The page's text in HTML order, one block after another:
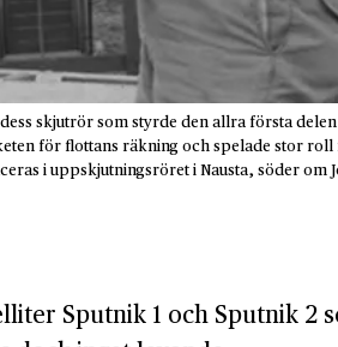
skjutrör som styrde den allra första
för flottans räkning och spelade stor
i uppskjutningsröret i Nausta, söder
Sputnik 1 och Sputnik 2